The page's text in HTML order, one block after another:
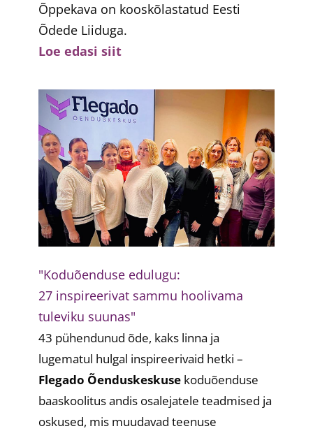
Õppekava on kooskõlastatud Eesti
Õdede Liiduga.
Loe edasi siit
"Koduõenduse edulugu:
27 inspireerivat sammu hoolivama
tuleviku suunas"
43 pühendunud õde, kaks linna ja
lugematul hulgal inspireerivaid hetki –
Flegado Õenduskeskuse koduõenduse
baaskoolitus andis osalejatele teadmised ja
oskused, mis muudavad teenuse